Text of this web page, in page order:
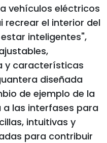
vehículos eléctricos
recrear el interior del
inteligentes",
y características
diseñada
de ejemplo de la
las interfases para
intuitivas y
para contribuir